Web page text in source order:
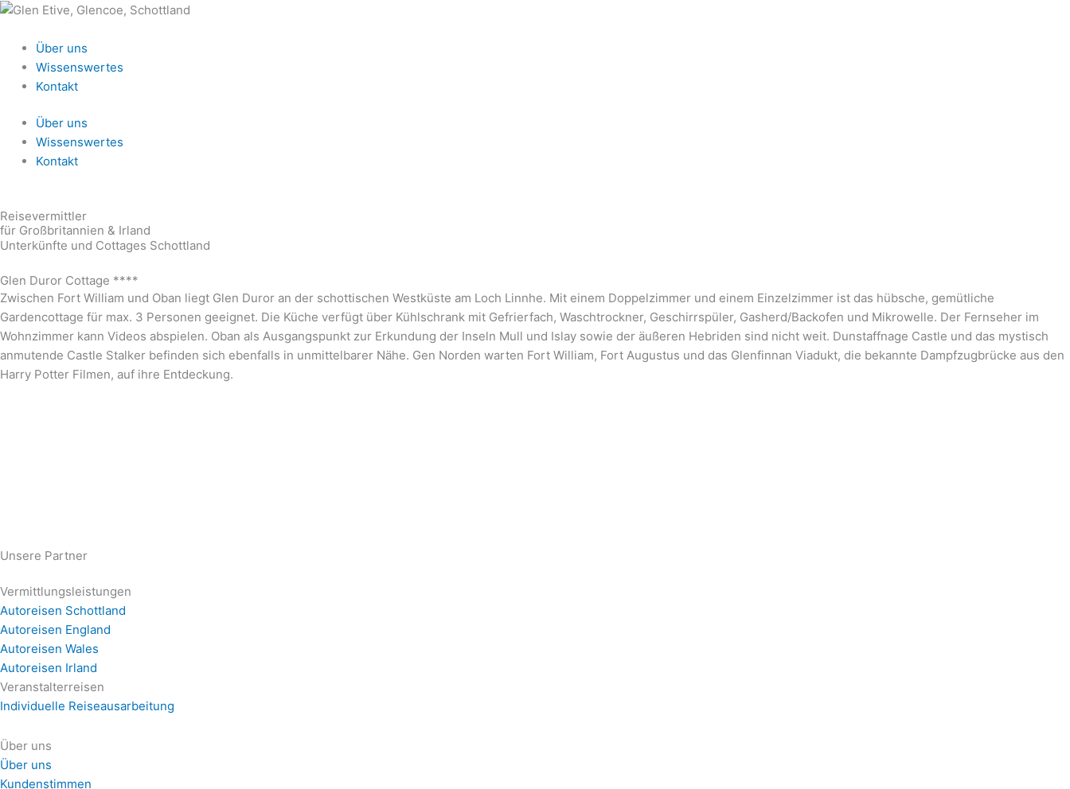
Zum
springenÜber uns
Wissenswertes
Kontakt
Über uns
Wissenswertes
Kontakt
Reisevermittler
für Großbritannien & Irland
Unterkünfte und Cottages Schottland
Glen Duror Cottage ****
Zwischen Fort William und Oban liegt Glen Duror an der schottischen Westküste am Loch Linnhe. Mit einem Doppelzimmer und einem Einzelzimmer ist das hübsche, gemütliche
Gardencottage für max. 3 Personen geeignet. Die Küche verfügt über Kühlschrank mit Gefrierfach, Waschtrockner, Geschirrspüler, Gasherd/Backofen und Mikrowelle. Der Fernseher im
Wohnzimmer kann Videos abspielen. Oban als Ausgangspunkt zur Erkundung der Inseln Mull und Islay sowie der äußeren Hebriden sind nicht weit. Dunstaffnage Castle und das mystisch
anmutende Castle Stalker befinden sich ebenfalls in unmittelbarer Nähe. Gen Norden warten Fort William, Fort Augustus und das Glenfinnan Viadukt, die bekannte Dampfzugbrücke aus den
Harry Potter Filmen, auf ihre Entdeckung.
Unsere Partner
Vermittlungsleistungen
Autoreisen Schottland
Autoreisen England
Autoreisen Wales
Autoreisen Irland
Veranstalterreisen
Individuelle Reiseausarbeitung
Über uns
Über uns
Kundenstimmen